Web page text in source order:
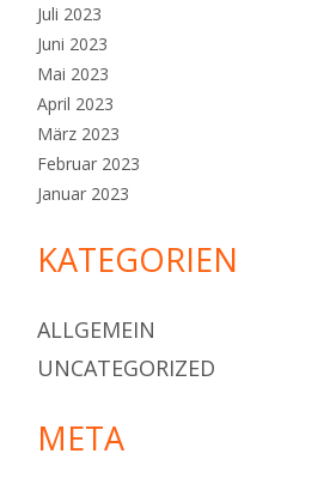
Juli 2023
Juni 2023
Mai 2023
April 2023
März 2023
Februar 2023
Januar 2023
KATEGORIEN
ALLGEMEIN
UNCATEGORIZED
META